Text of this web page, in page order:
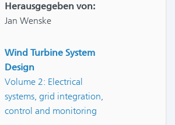
Herausgegeben von:
Jan Wenske
Wind Turbine System
Design
Volume 2: Electrical
systems, grid integration,
control and monitoring